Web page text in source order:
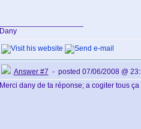
Dany
Answer #7 - posted 07/06/2008 @
Merci dany de ta réponse; a cogiter tous